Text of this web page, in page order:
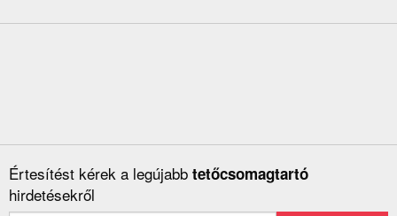
Értesítést kérek a legújabb tetőcsomagtartó
hirdetésekről